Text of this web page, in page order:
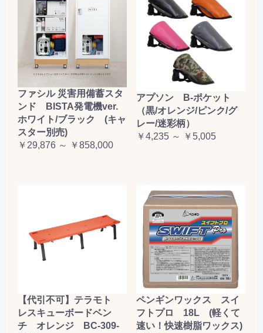
ファシル 災害用備蓄スタ
ンド BISTA発電機ver.
ホワイト/ブラック (キャ
スター別売)
￥29,876 ～ ￥858,000
アプソン B-ポケット
（黒/オレンジ/ピンク/グ
レー/迷彩柄）
￥4,235 ～ ￥5,005
【代引不可】テラモト
レスキューボードベン
チ オレンジ BC-309-
ペンギンワックス スイ
フトプロ 18L (軽くて
速い！快速樹脂ワックス)